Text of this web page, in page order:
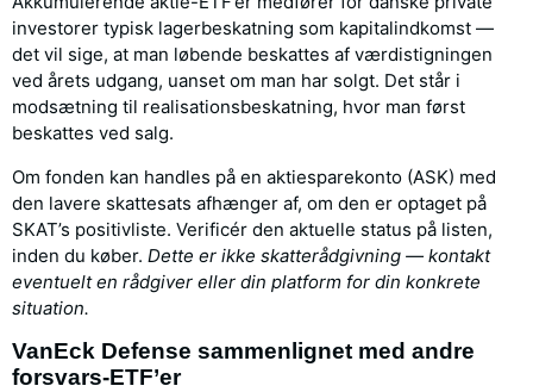
investorer typisk lagerbeskatning som kapitalindkomst —
det vil sige, at man løbende beskattes af værdistigningen
ved årets udgang, uanset om man har solgt. Det står i
modsætning til realisationsbeskatning, hvor man først
beskattes ved salg.
Om fonden kan handles på en aktiesparekonto (ASK) med
den lavere skattesats afhænger af, om den er optaget på
SKAT’s positivliste. Verificér den aktuelle status på listen,
inden du køber. Dette er ikke skatterådgivning — kontakt
eventuelt en rådgiver eller din platform for din konkrete
situation.
VanEck Defense sammenlignet med andre
forsvars-ETF’er